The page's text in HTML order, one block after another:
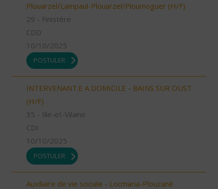
Plouarzel/Lampaul-Plouarzel/Ploumoguer (H/F)
29 - Finistère
CDD
10/10/2025
POSTULER
INTERVENANT.E A DOMICILE - BAINS SUR OUST
(H/F)
35 - Ille-et-Vilaine
CDI
10/10/2025
POSTULER
Auxiliaire de vie sociale - Locmaria-Plouzané